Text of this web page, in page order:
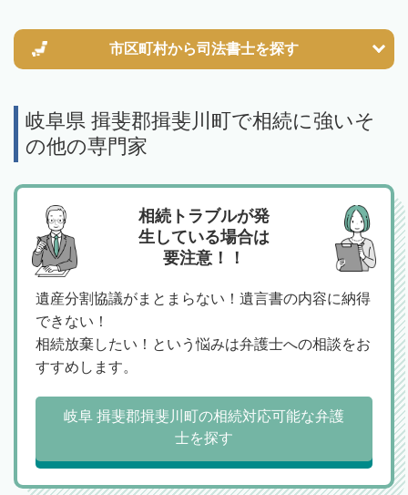
市区町村から司法書士を探す
岐阜県 揖斐郡揖斐川町で相続に強いそ
の他の専門家
相続トラブルが発
生している場合は
要注意！！
遺産分割協議がまとまらない！遺言書の内容に納得
できない！
相続放棄したい！という悩みは弁護士への相談をお
すすめします。
岐阜 揖斐郡揖斐川町の相続対応可能な弁護
士を探す